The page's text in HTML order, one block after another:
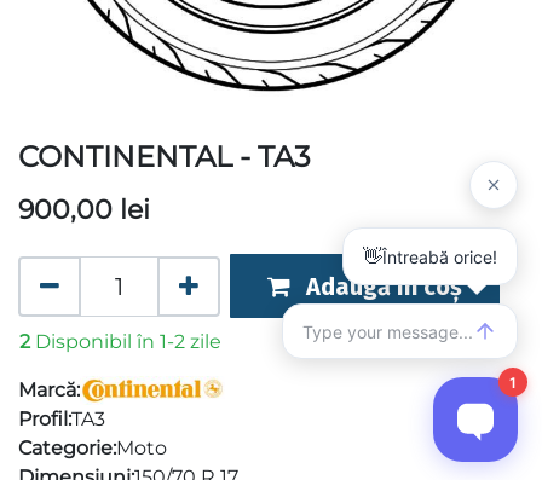
CONTINENTAL - TA3
900,00 lei
Adaugă în coș
2 Disponibil în 1-2 zile
Marcă:
Profil:TA3
Categorie:Moto